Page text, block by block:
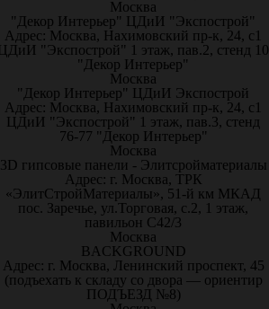
Москва
"Декор Интерьер" ЦДиИ "Экспострой"
Адрес: Москва, Нахимовский пр-к, 24, с1
"Экспострой" 1 этаж, пав.2, стенд 10
"Декор Интерьер"
Москва
"Декор Интерьер" ЦДиИ Экспострой
Адрес: Москва, Нахимовский пр-к, 24, с1
ЦДиИ "Экспострой" 1 этаж, пав.3, стенд
76-77 "Декор Интерьер"
Москва
3D гипсовые панели - Элитсройматериалы
Адрес: г. Москва, ТРК
«ЭлитСтройМатериалы», 51-й км МКАД
пос. Заречье, ул.Торговая, с.2, 1 этаж,
павильон С42/3
Москва
BACKGROUND
Адрес: г. Москва, Ленинский проспект, 45
(подъехать к складу со двора — ориентир
ПОДЪЕЗД №8)